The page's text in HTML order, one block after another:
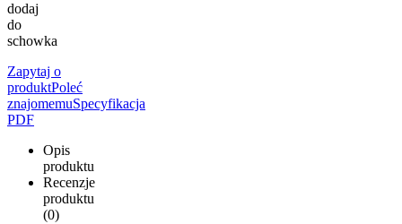
dodaj
do
schowka
Zapytaj o
produktPoleć
znajomemuSpecyfikacja
PDF
Opis
produktu
Recenzje
produktu
(0)